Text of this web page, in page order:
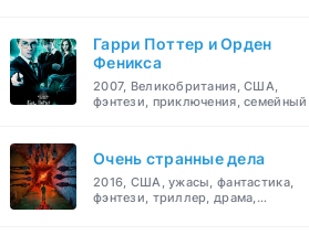
Гарри Поттер и Орден
Феникса
2007, Великобритания, США,
фэнтези, приключения, семейный
Очень странные дела
2016, США, ужасы, фантастика,
фэнтези, триллер, драма,